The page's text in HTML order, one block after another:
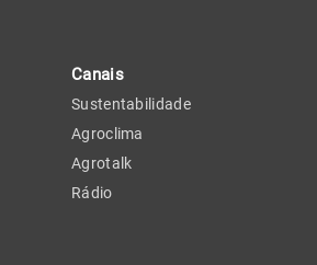
Canais
Sustentabilidade
Agroclima
Agrotalk
Rádio